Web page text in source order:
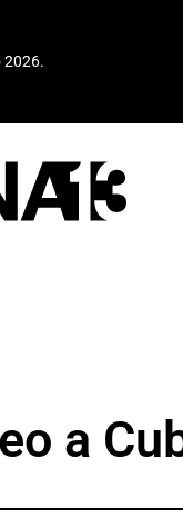
2026.
a